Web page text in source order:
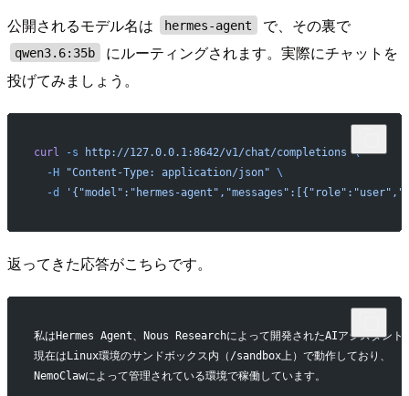
公開されるモデル名は hermes-agent で、その裏で
qwen3.6:35b
にルーティングされます。実際にチャットを
投げてみましょう。
curl -s http://127.0.0.1:8642/v1/chat/completions \
  -H
"Content-Type: application/json" \
  -d
'{"model":"hermes-
返ってきた応答がこちらです。
私はHermes Agent、Nous Researchによって開発されたAIアシスタント
現在はLinux環境のサンドボックス内（/sandbox上）で動作しており、
NemoClawによって管理されている環境で稼働しています。